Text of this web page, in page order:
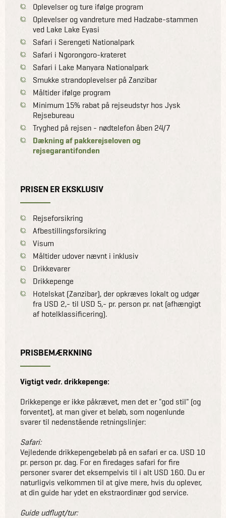
Oplevelser og ture ifølge program
Oplevelser og vandreture med Hadzabe-stammen
ved Lake Lake Eyasi
Safari i Serengeti Nationalpark
Safari i Ngorongoro-krateret
Safari i Lake Manyara Nationalpark
Smukke strandoplevelser på Zanzibar
Måltider ifølge program
Minimum 15% rabat på rejseudstyr hos Jysk
Rejsebureau
Tryghed på rejsen - nødtelefon åben 24/7
Dækning af pakkerejseloven og
rejsegarantifonden
PRISEN ER EKSKLUSIV
Rejseforsikring
Afbestillingsforsikring
Visum
Måltider udover nævnt i inklusiv
Drikkevarer
Drikkepenge
Hotelskat (Zanzibar), der opkræves lokalt og udgør
fra USD 2,- til USD 5,- pr. person pr. nat (afhængigt
af hotelklassificering).
PRISBEMÆRKNING
Vigtigt vedr. drikkepenge:
Drikkepenge er ikke påkrævet, men det er "god stil" (og
forventet), at man giver et beløb, som nogenlunde
svarer til nedenstående retningslinjer:
Safari:
Vejledende drikkepengebeløb på en safari er ca. USD 10
pr. person pr. dag. For en firedages safari for fire
personer svarer det eksempelvis til i alt USD 160. Du er
naturligvis velkommen til at give mere, hvis du oplever,
at din guide har ydet en ekstraordinær god service.
Guide udflugt/tur: